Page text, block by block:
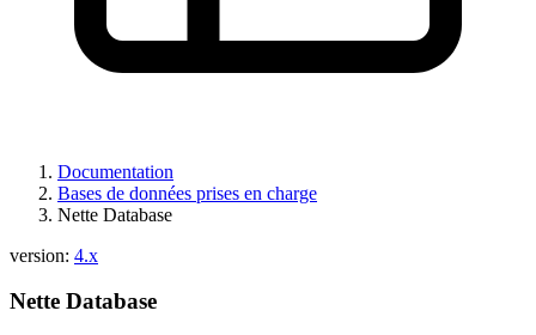
Documentation
Bases de données prises en charge
Nette Database
version: 4.x
Nette Database